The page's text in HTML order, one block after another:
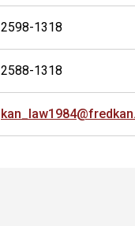
2598-1318
2588-1318